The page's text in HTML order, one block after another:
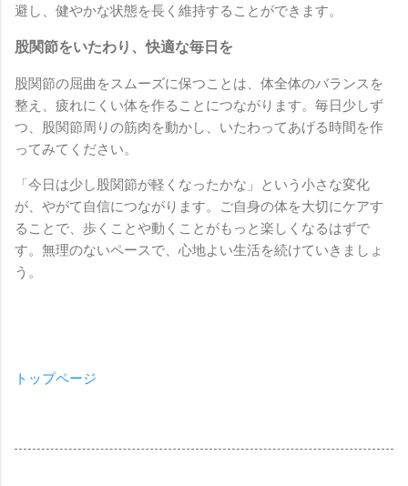
避し、健やかな状態を長く維持することができます。
股関節をいたわり、快適な毎日を
股関節の屈曲をスムーズに保つことは、体全体のバランスを
整え、疲れにくい体を作ることにつながります。毎日少しず
つ、股関節周りの筋肉を動かし、いたわってあげる時間を作
ってみてください。
「今日は少し股関節が軽くなったかな」という小さな変化
が、やがて自信につながります。ご自身の体を大切にケアす
ることで、歩くことや動くことがもっと楽しくなるはずで
す。無理のないペースで、心地よい生活を続けていきましょ
う。
トップページ